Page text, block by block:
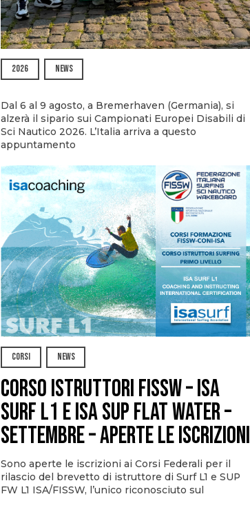
2026 NEWS
Dal 6 al 9 agosto, a Bremerhaven (Germania), si
alzerà il sipario sui Campionati Europei Disabili di
Sci Nautico 2026. L’Italia arriva a questo
appuntamento
CORSI NEWS
CORSO ISTRUTTORI FISSW – ISA
SURF L1 e ISA SUP Flat Water –
SETTEMBRE – APERTE LE ISCRIZIONI
Sono aperte le iscrizioni ai Corsi Federali per il
rilascio del brevetto di istruttore di Surf L1 e SUP
FW L1 ISA/FISSW, l’unico riconosciuto sul